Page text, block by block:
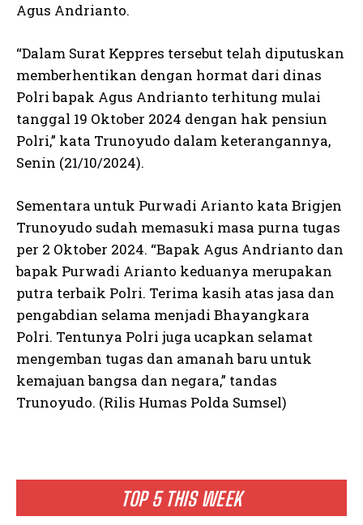
TOP 5 THIS WEEK
Agus Andrianto.
“Dalam Surat Keppres tersebut telah diputuskan
memberhentikan dengan hormat dari dinas
Polri bapak Agus Andrianto terhitung mulai
tanggal 19 Oktober 2024 dengan hak pensiun
Polri,” kata Trunoyudo dalam keterangannya,
Senin (21/10/2024).
Sementara untuk Purwadi Arianto kata Brigjen
Trunoyudo sudah memasuki masa purna tugas
per 2 Oktober 2024. “Bapak Agus Andrianto dan
bapak Purwadi Arianto keduanya merupakan
putra terbaik Polri. Terima kasih atas jasa dan
pengabdian selama menjadi Bhayangkara
Polri. Tentunya Polri juga ucapkan selamat
mengemban tugas dan amanah baru untuk
kemajuan bangsa dan negara,” tandas
Trunoyudo. (Rilis Humas Polda Sumsel)